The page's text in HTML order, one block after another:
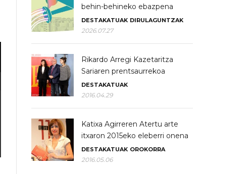
behin-behineko ebazpena
DESTAKATUAK DIRULAGUNTZAK
2026.07.27
Rikardo Arregi Kazetaritza
Sariaren prentsaurrekoa
DESTAKATUAK
2016.04.29
Katixa Agirreren Atertu arte
itxaron 2015eko eleberri onena
DESTAKATUAK OROKORRA
2016.05.06